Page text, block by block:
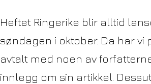
Heftet Ringerike blir alltid
søndagen i oktober. Da har vi
avtalt med noen av
innlegg om sin artikkel.